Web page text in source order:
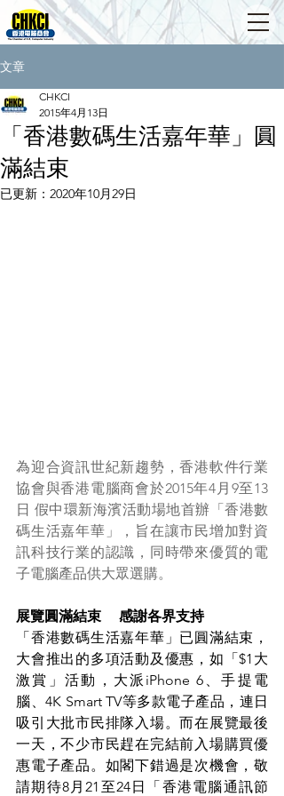
文章
「香港數碼生活嘉年華」圓
滿結束
CHKCI
2015年4月13日
已更新： 2020年10月29日
為迎合資訊世紀新趨勢，香港軟件行業
協會與香港電腦商會於2015年4月9至13
日 假中環新海濱活動場地首辦「香港數
碼生活嘉年華」，旨在讓市民增加對資
訊科技行業的認識，同時帶來優質的電
子電腦產品供大眾選購。
展覽圓滿結束 　感謝各界支持
「香港數碼生活嘉年華」已圓滿結束，
大會推出的多項活動及優惠，如「$1大
激賞」活動，大派iPhone 6、手提電
腦、4K Smart TV等多款電子產品，連日
吸引大批市民排隊入場。而在展覽最後
一天，不少市民趕在完結前入場購買優
惠電子產品。如閣下錯過是次機會，敬
請期待8月21至24日「香港電腦通訊節